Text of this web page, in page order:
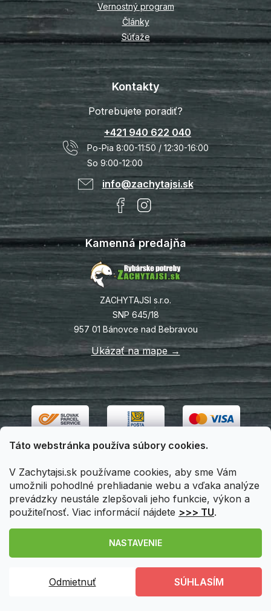
Táto webstránka používa súbory cookies.
V Zachytajsi.sk používame cookies, aby sme Vám
umožnili pohodlné prehliadanie webu a vďaka analýze
prevádzky neustále zlepšovali jeho funkcie, výkon a
použiteľnosť. Viac informácií nájdete >>> TU.
NASTAVENIE
Odmietnuť SÚHLASÍM
Registráciouzískavate u nás
a možnosť stať sa
Vernostný program
Články
Súťaže
Kontakty
Potrebujete poradiť?
+421 940 622 040
Po-Pia 8:00-11:50 / 12:30-16:00
So 9:00-12:00
info@zachytajsi.sk
Kamenná predajňa
ZACHYTAJSI s.r.o.
SNP 645/18
957 01 Bánovce nad Bebravou
Ukázať na mape →
Zachytajsi.sk
Upraviť nastavenie cookies